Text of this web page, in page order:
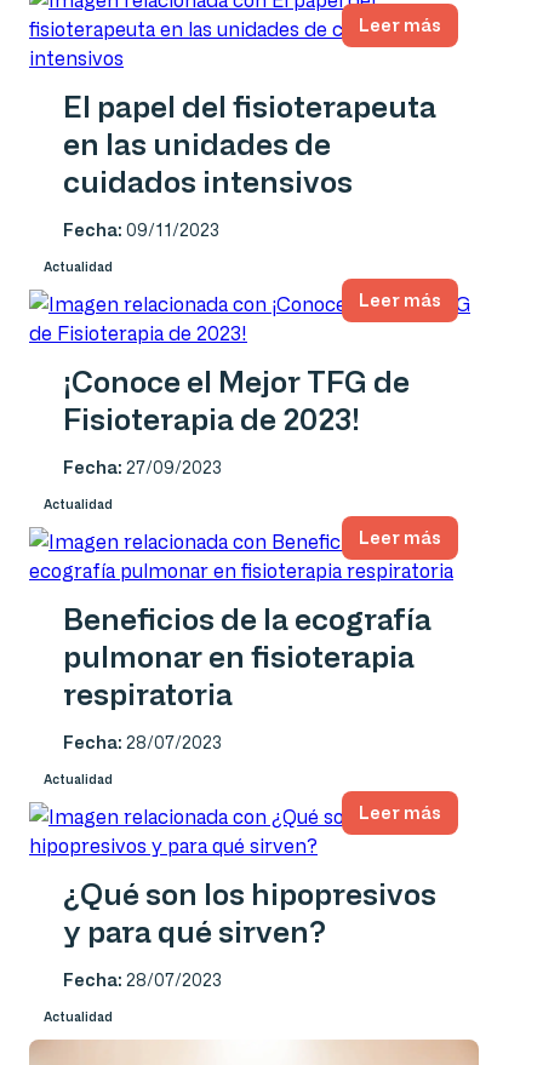
Leer más
El papel del fisioterapeuta
en las unidades de
cuidados intensivos
Fecha:09/11/2023
Actualidad
Leer más
¡Conoce el Mejor TFG de
Fisioterapia de 2023!
Fecha: 27/09/2023
Actualidad
Leer más
Beneficios de la ecografía
pulmonar en fisioterapia
respiratoria
Fecha: 28/07/2023
Actualidad
Leer más
¿Qué son los hipopresivos
y para qué sirven?
Fecha: 28/07/2023
Actualidad